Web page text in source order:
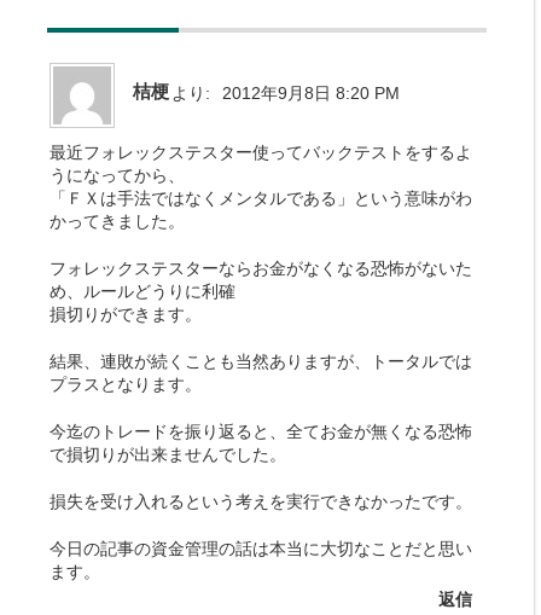
桔梗 より: 2012年9月8日 8:20 PM
最近フォレックステスター使ってバックテストをするよ
うになってから、
「ＦＸは手法ではなくメンタルである」という意味がわ
かってきました。
フォレックステスターならお金がなくなる恐怖がないた
め、ルールどうりに利確
損切りができます。
結果、連敗が続くことも当然ありますが、トータルでは
プラスとなります。
今迄のトレードを振り返ると、全てお金が無くなる恐怖
で損切りが出来ませんでした。
損失を受け入れるという考えを実行できなかったです。
今日の記事の資金管理の話は本当に大切なことだと思い
ます。
返信